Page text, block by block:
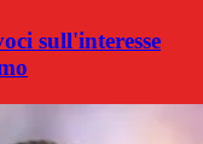
sull'interesse